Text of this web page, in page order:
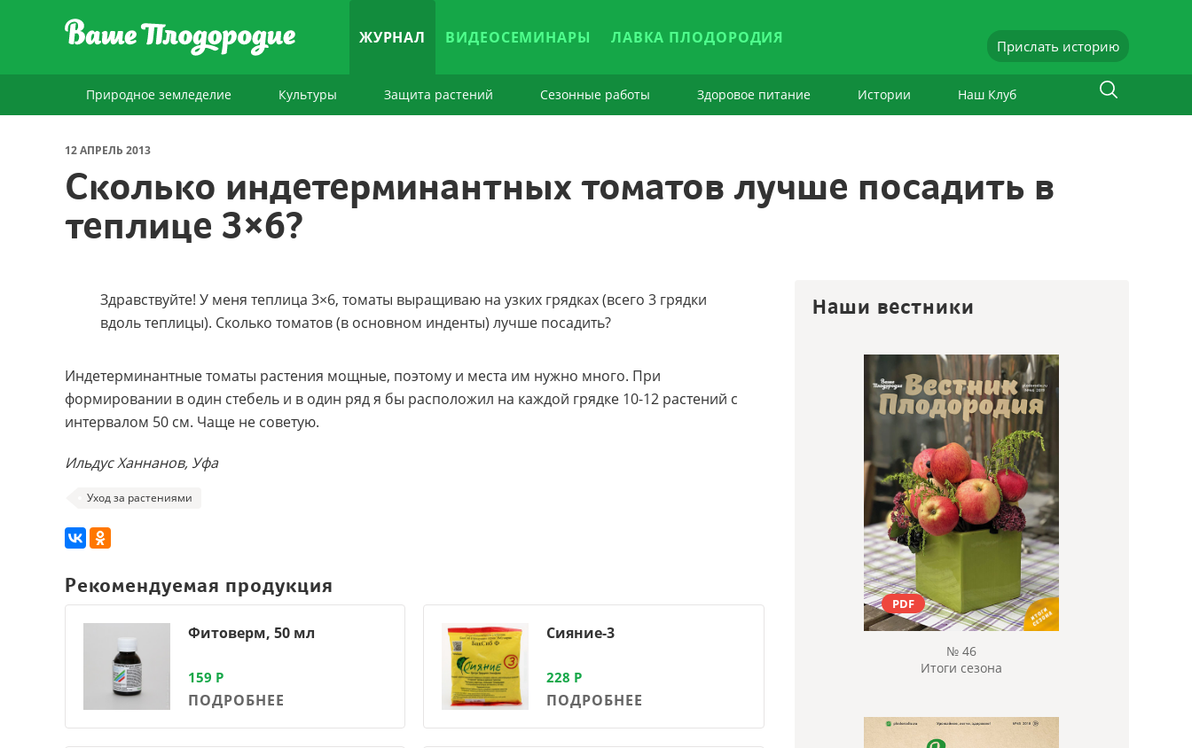
ЖУРНАЛ ВИДЕОСЕМИНАРЫ ЛАВКА ПЛОДОРОДИЯ Прислать историю
Природное земледелие Культуры Защита растений Сезонные работы Здоровое питание Истории Наш Клуб
12 АПРЕЛЬ 2013
Сколько индетерминантных томатов лучше посадить в
теплице 3×6?
Здравствуйте! У меня теплица 3×6, томаты выращиваю на узких грядках (всего 3 грядки
вдоль теплицы). Сколько томатов (в основном инденты) лучше посадить?
Индетерминантные томаты растения мощные, поэтому и места им нужно много. При
формировании в один стебель и в один ряд я бы расположил на каждой грядке 10-12 растений с
интервалом 50 см. Чаще не советую.
Ильдус Ханнанов, Уфа
Уход за растениями
Рекомендуемая продукция
Фитоверм, 50 мл
159 Р
ПОДРОБНЕЕ
Сияние-3
228 Р
ПОДРОБНЕЕ
Наши вестники
PDF
№ 46
Итоги сезона